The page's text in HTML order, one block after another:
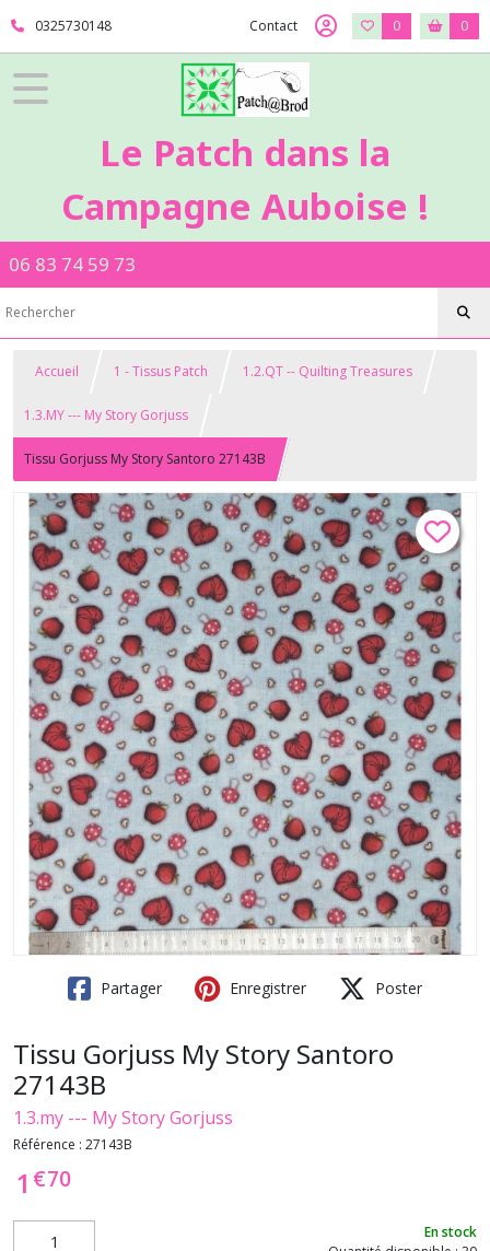
0325730148 Contact 0 0
Le Patch dans la
Campagne Auboise !
06 83 74 59 73
Accueil 1 - Tissus Patch 1.2.QT -- Quilting Treasures
1.3.MY --- My Story Gorjuss
Tissu Gorjuss My Story Santoro 27143B
Partager Enregistrer Poster
Tissu Gorjuss My Story Santoro
27143B
1.3.my --- My Story Gorjuss
Référence : 27143B
1 €70
En stock